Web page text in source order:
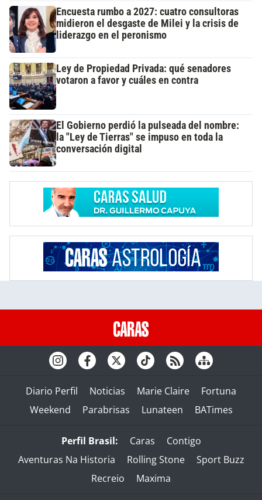
Encuesta rumbo a 2027: cuatro consultoras
midieron el desgaste de Milei y la crisis de
liderazgo en el peronismo
Ley de Propiedad Privada: qué senadores
votaron a favor y cuáles en contra
El Gobierno perdió la pulseada del nombre:
la "Ley de Tierras" se impuso en toda la
conversación digital
Diario Perfil Noticias Marie Claire
Fortuna
Weekend
Parabrisas Lunateen BATimes
Perfil Brasil: Caras
Contigo
Aventuras Na Historia
Rolling Stone
Sport Buzz
Recreio
Maxima